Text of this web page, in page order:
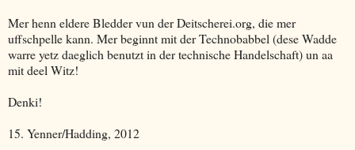
Mer henn eldere Bledder vun der Deitscherei.org, die mer
uffschpelle kann. Mer beginnt mit der Technobabbel (dese Wadde
warre yetz daeglich benutzt in der technische Handelschaft) un aa
mit deel Witz!
Denki!
15. Yenner/Hadding, 2012